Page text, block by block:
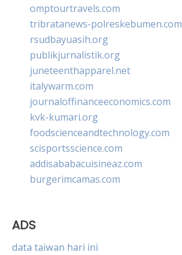
omptourtravels.com
tribratanews-polreskebumen.com
rsudbayuasih.org
publikjurnalistik.org
juneteenthapparel.net
italywarm.com
journaloffinanceeconomics.com
kvk-kumari.org
foodscienceandtechnology.com
scisportsscience.com
addisababacuisineaz.com
burgerimcamas.com
ADS
data taiwan hari ini